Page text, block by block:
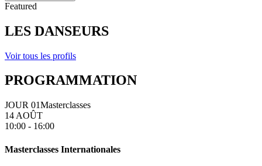
Featured
LES DANSEURS
Voir tous les profils
PROGRAMMATION
JOUR 01Masterclasses
14 AOÛT
10:00 - 16:00
Masterclasses Internationales